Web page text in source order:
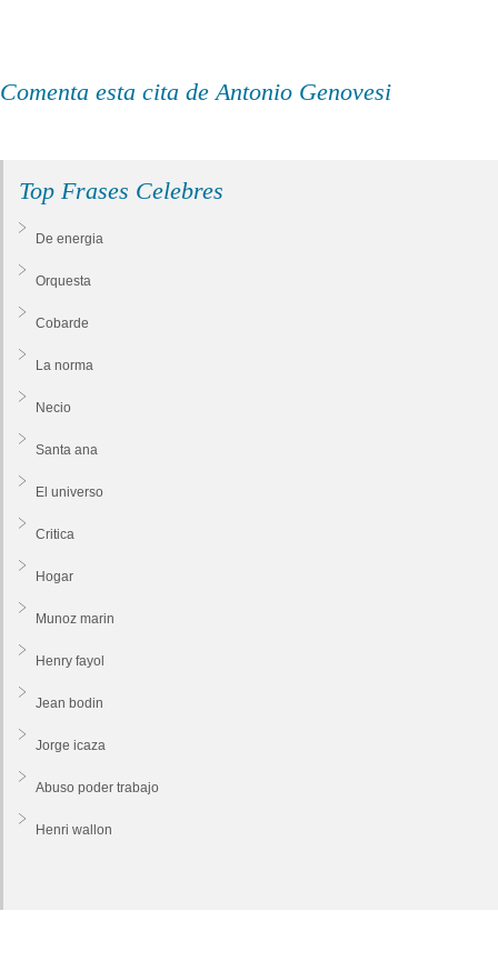
Comenta esta cita de Antonio Genovesi
Top Frases Celebres
De energia
Orquesta
Cobarde
La norma
Necio
Santa ana
El universo
Critica
Hogar
Munoz marin
Henry fayol
Jean bodin
Jorge icaza
Abuso poder trabajo
Henri wallon